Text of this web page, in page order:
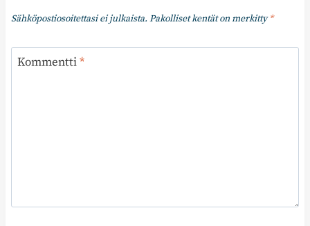
Sähköpostiosoitettasi ei julkaista. Pakolliset kentät on merkitty*
Kommentti*